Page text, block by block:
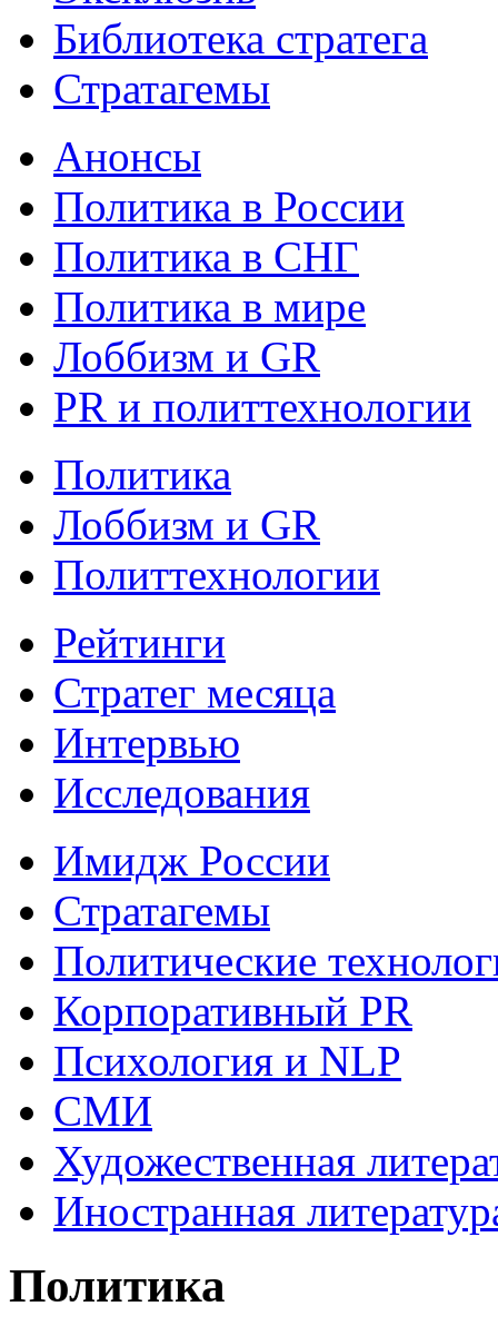
Библиотека стратега
Стратагемы
Анонсы
Политика в России
Политика в СНГ
Политика в мире
Лоббизм и GR
PR и политтехнологии
Политика
Лоббизм и GR
Политтехнологии
Рейтинги
Стратег месяца
Интервью
Исследования
Имидж России
Стратагемы
Политические
Корпоративный PR
Психология и NLP
СМИ
Художественная
Иностранная
Политика